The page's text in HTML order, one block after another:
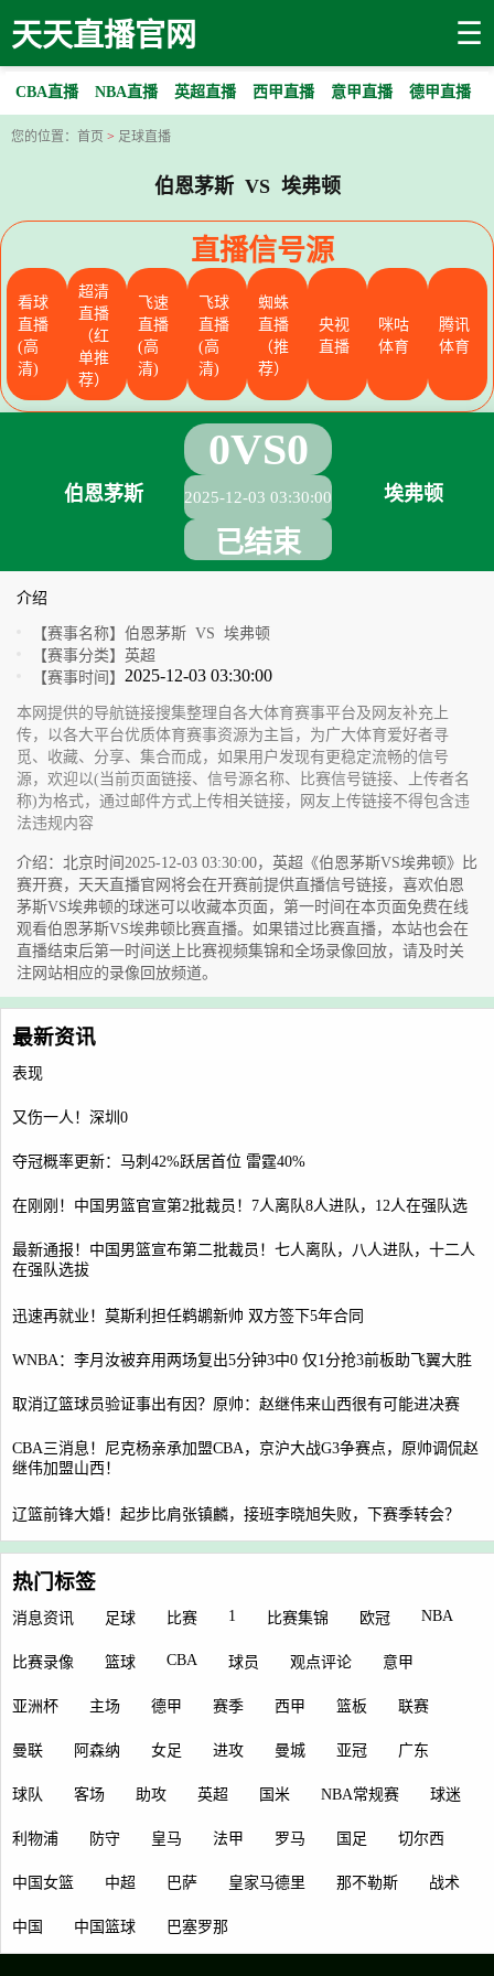
天天直播官网 ☰
CBA直播 NBA直播 英超直播 西甲直播 意甲直播 德甲直播
您的位置： 首页 > 足球直播
伯恩茅斯 VS 埃弗顿
直播信号源
看球
直播
(高
清)
超清
直播
（红
单推
荐）
飞速
直播
(高
清)
飞球
直播
(高
清)
蜘蛛
直播
（推
荐）
央视
直播
咪咕
体育
腾讯
体育
伯恩茅斯
0VS0
2025-12-03 03:30:00
已结束
埃弗顿
介绍
【赛事名称】 伯恩茅斯 VS 埃弗顿
【赛事分类】 英超
【赛事时间】 2025-12-03 03:30:00
本网提供的导航链接搜集整理自各大体育赛事平台及网友补充上
传，以各大平台优质体育赛事资源为主旨，为广大体育爱好者寻
觅、收藏、分享、集合而成，如果用户发现有更稳定流畅的信号
源，欢迎以(当前页面链接、信号源名称、比赛信号链接、上传者名
称)为格式，通过邮件方式上传相关链接，网友上传链接不得包含违
法违规内容
介绍：北京时间2025-12-03 03:30:00，英超《伯恩茅斯VS埃弗顿》比
赛开赛，天天直播官网将会在开赛前提供直播信号链接，喜欢伯恩
茅斯VS埃弗顿的球迷可以收藏本页面，第一时间在本页面免费在线
观看伯恩茅斯VS埃弗顿比赛直播。如果错过比赛直播，本站也会在
直播结束后第一时间送上比赛视频集锦和全场录像回放，请及时关
注网站相应的录像回放频道。
最新资讯
表现
又伤一人！深圳0
夺冠概率更新：马刺42%跃居首位 雷霆40%
在刚刚！中国男篮官宣第2批裁员！7人离队8人进队，12人在强队选
最新通报！中国男篮宣布第二批裁员！七人离队，八人进队，十二人
在强队选拔
迅速再就业！莫斯利担任鹈鹕新帅 双方签下5年合同
WNBA：李月汝被弃用两场复出5分钟3中0 仅1分抢3前板助飞翼大胜
取消辽篮球员验证事出有因？原帅：赵继伟来山西很有可能进决赛
CBA三消息！尼克杨亲承加盟CBA，京沪大战G3争赛点，原帅调侃赵
继伟加盟山西！
辽篮前锋大婚！起步比肩张镇麟，接班李晓旭失败，下赛季转会？
热门标签
消息资讯 足球 比赛 1 比赛集锦 欧冠 NBA
比赛录像 篮球 CBA 球员 观点评论 意甲
亚洲杯 主场 德甲 赛季 西甲 篮板 联赛
曼联 阿森纳 女足 进攻 曼城 亚冠 广东
球队 客场 助攻 英超 国米 NBA常规赛 球迷
利物浦 防守 皇马 法甲 罗马 国足 切尔西
中国女篮 中超 巴萨 皇家马德里 那不勒斯 战术
中国 中国篮球 巴塞罗那